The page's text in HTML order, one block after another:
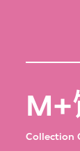
M+
Collection